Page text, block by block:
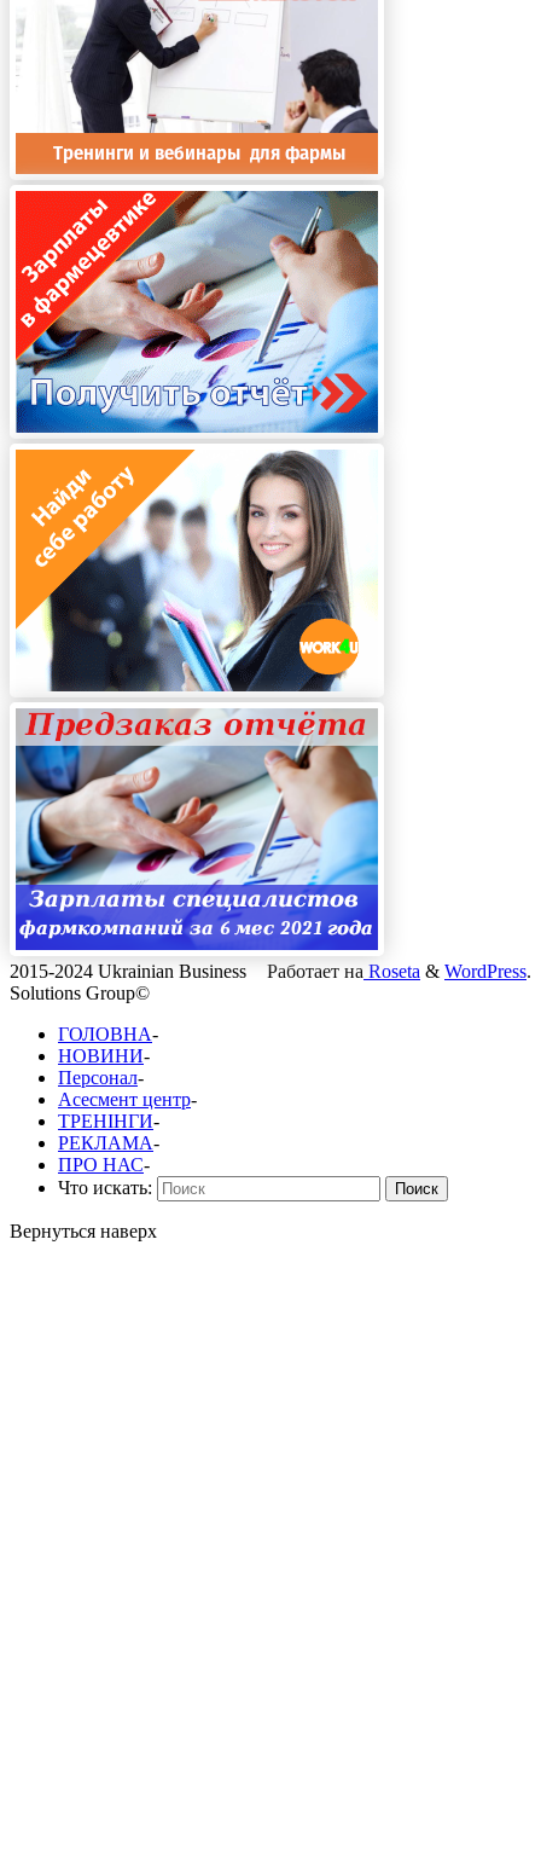
Работает на Roseta & WordPress.
2015-2024 Ukrainian Business
Solutions Group©
ГОЛОВНА-
НОВИНИ-
Персонал-
Асесмент центр-
ТРЕНІНГИ-
РЕКЛАМА-
ПРО НАС-
Что искать:
Поиск
Вернуться наверх